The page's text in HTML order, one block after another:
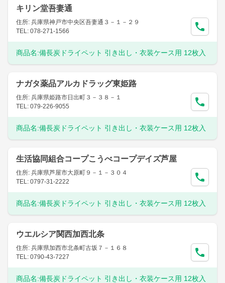
キリン堂吾妻通
住所: 兵庫県神戸市中央区吾妻通３－１－２９
TEL: 078-271-1566
商品名:備長炭ドライペット 引き出し・衣装ケース用 12枚入
ナガタ薬品アルカドラッグ東姫路
住所: 兵庫県姫路市日出町３－３８－１
TEL: 079-226-9055
商品名:備長炭ドライペット 引き出し・衣装ケース用 12枚入
生活協同組合コープこうべコープデイズ芦屋
住所: 兵庫県芦屋市大原町９－１－３０４
TEL: 0797-31-2222
商品名:備長炭ドライペット 引き出し・衣装ケース用 12枚入
ウエルシア関西加西北条
住所: 兵庫県加西市北条町古坂７－１６８
TEL: 0790-43-7227
商品名:備長炭ドライペット 引き出し・衣装ケース用 12枚入